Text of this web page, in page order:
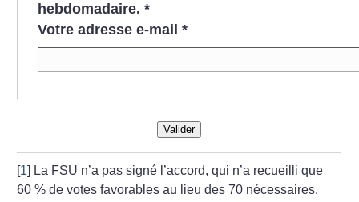
hebdomadaire. *
Votre adresse e-mail *
Valider
[1] La FSU n’a pas signé l’accord, qui n’a recueilli que
60 % de votes favorables au lieu des 70 nécessaires.